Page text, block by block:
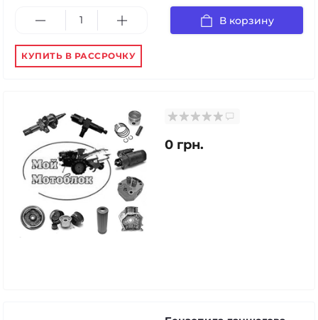
В корзину
КУПИТЬ В РАССРОЧКУ
0 грн.